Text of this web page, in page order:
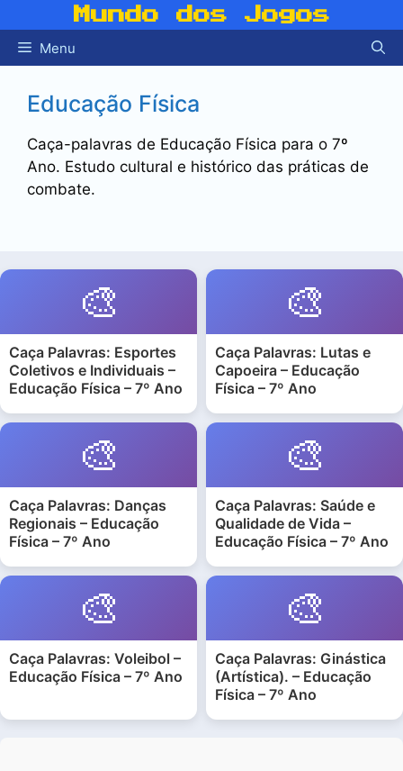
para
Mundo dos Jogos
Menu
Educação Física
Caça-palavras de Educação Física para o 7º
Ano. Estudo cultural e histórico das práticas de
combate.
🎨
Caça Palavras: Esportes
Coletivos e Individuais –
Educação Física – 7º Ano
🎨
Caça Palavras: Lutas e
Capoeira – Educação
Física – 7º Ano
🎨
Caça Palavras: Danças
Regionais – Educação
Física – 7º Ano
🎨
Caça Palavras: Saúde e
Qualidade de Vida –
Educação Física – 7º Ano
🎨
Caça Palavras: Voleibol –
Educação Física – 7º Ano
🎨
Caça Palavras: Ginástica
(Artística). – Educação
Física – 7º Ano